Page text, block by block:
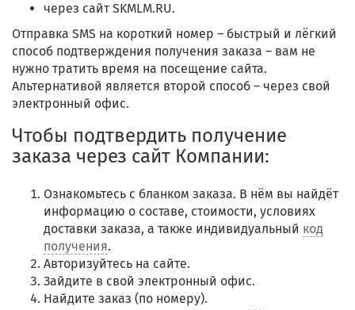
через сайт SKMLM.RU.
Отправка SMS на короткий номер – быстрый и лёгкий
способ подтверждения получения заказа – вам не
нужно тратить время на посещение сайта.
Альтернативой является второй способ – через свой
электронный офис.
Чтобы подтвердить получение
заказа через сайт Компании:
Ознакомьтесь с бланком заказа. В нём вы найдёт
информацию о составе, стоимости, условиях
доставки заказа, а также индивидуальный код
получения.
Авторизуйтесь на сайте.
Зайдите в свой электронный офис.
Найдите заказ (по номеру).